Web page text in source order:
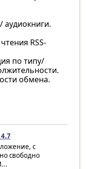
аудиокниги.
RSS-
по типу/
обмена.
с
свободно